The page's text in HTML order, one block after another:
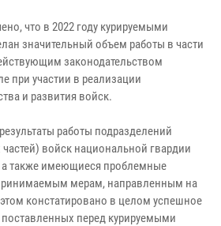
что в 2022 году курируемыми
значительный объем работы в части
законодательством
при участии в реализации
и развития войск.
работы подразделений
войск национальной гвардии
также имеющиеся проблемные
мерам, направленным на
констатировано в целом успешное
перед курируемыми